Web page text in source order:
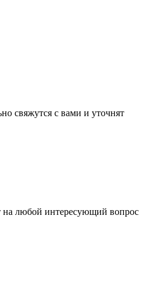
свяжутся с вами и уточнят
на любой интересующий вопрос